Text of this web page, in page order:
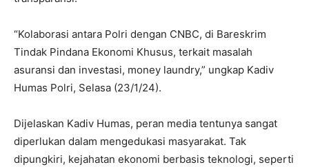
“Kolaborasi antara Polri dengan CNBC, di Bareskrim
Tindak Pindana Ekonomi Khusus, terkait masalah
asuransi dan investasi, money laundry,” ungkap Kadiv
Humas Polri, Selasa (23/1/24).
Dijelaskan Kadiv Humas, peran media tentunya sangat
diperlukan dalam mengedukasi masyarakat. Tak
dipungkiri, kejahatan ekonomi berbasis teknologi, seperti